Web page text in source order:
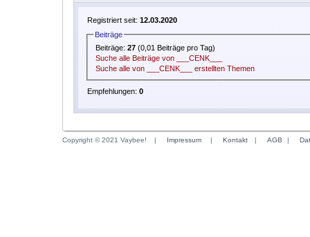
Registriert seit: 12.03.2020
Beiträge
Beiträge:27 (0,01 Beiträge pro Tag)
Suche alle Beiträge von ___CENK___
Suche alle von ___CENK___ erstellten Themen
Empfehlungen: 0
Copyright © 2021 Vaybee! | Impressum | Kontakt | AGB |